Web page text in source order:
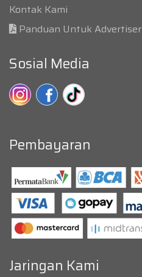
Kontak Kami
Panduan Untuk Advertiser
Sosial Media
Pembayaran
Jaringan Kami